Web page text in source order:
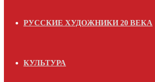
РУССКИЕ ХУДОЖНИКИ 20 ВЕКА
КУЛЬТУРА